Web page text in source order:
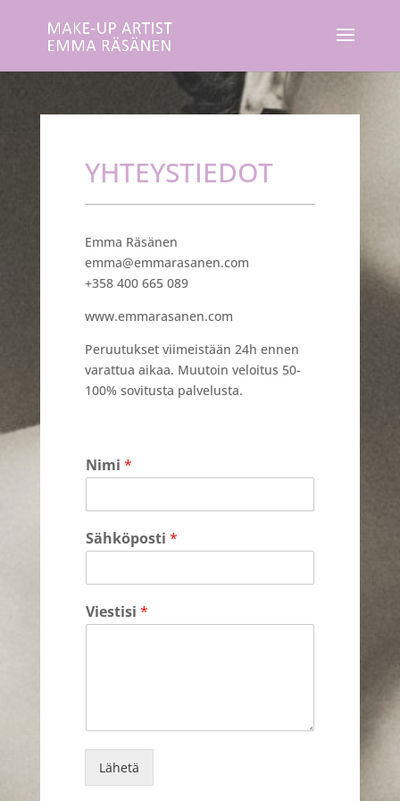
YHTEYSTIEDOT
Emma Räsänen
emma@emmarasanen.com
+358 400 665 089
www.emmarasanen.com
Peruutukset viimeistään 24h ennen
varattua aikaa. Muutoin veloitus 50-
100% sovitusta palvelusta.
Nimi *
Sähköposti *
Viestisi *
Lähetä